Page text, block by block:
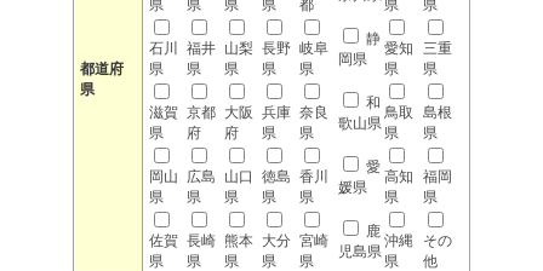
都道府
県
県
県
県
県
都
県
県
石川
県
福井
県
山梨
県
長野
県
岐阜
県
静
岡県
愛知
県
三重
県
滋賀
県
京都
府
大阪
府
兵庫
県
奈良
県
和
歌山県
鳥取
県
島根
県
岡山
県
広島
県
山口
県
徳島
県
香川
県
愛
媛県
高知
県
福岡
県
佐賀
県
長崎
県
熊本
県
大分
県
宮崎
県
鹿
児島県
沖縄
県
その
他